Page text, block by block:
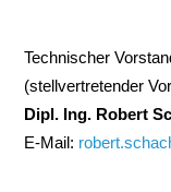
Technischer
(stellvertretender
Dipl. Ing. Robert
E-Mail: